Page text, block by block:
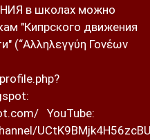
в школах можно
"Кипрского движения
(“Αλληλεγγύη Γονέων
YouTube: